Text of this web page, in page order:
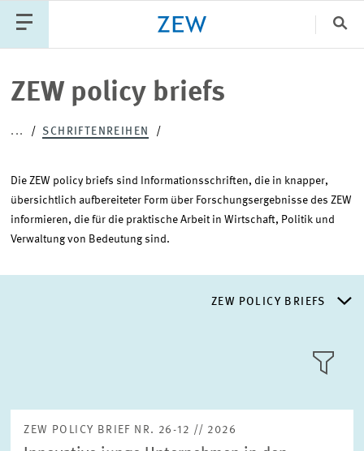
VERANSTALTUNGEN AKTUELLES
ZEW policy briefs
... SCHRIFTENREIHEN
Die ZEW policy briefs sind Informationsschriften, die in knapper,
übersichtlich aufbereiteter Form über Forschungsergebnisse des ZEW
informieren, die für die praktische Arbeit in Wirtschaft, Politik und
Verwaltung von Bedeutung sind.
ZEW POLICY BRIEFS
ZEW POLICY BRIEFS
ZEW-KURZEXPERTISEN
KACHEL
ZEW POLICY BRIEF NR. 26-12 // 2026